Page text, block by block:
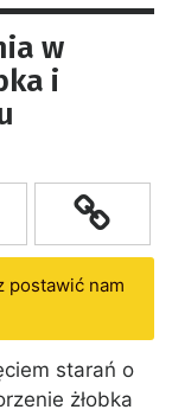
w
i
postawić nam
starań o
żłobka